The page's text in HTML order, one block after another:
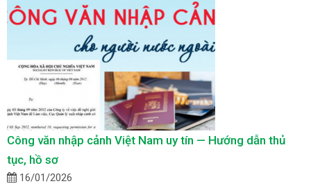
Công văn nhập cảnh Việt Nam uy tín — Hướng dẫn thủ
tục, hồ sơ
16/01/2026